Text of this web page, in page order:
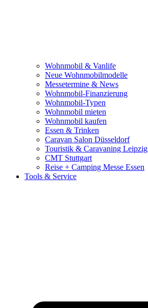
Wohnmobil & Vanlife
Neue Wohnmobilmodelle
Messetermine & News
Wohnmobil-Finanzierung
Wohnmobil-Typen
Wohnmobil mieten
Wohnmobil kaufen
Essen & Trinken
Caravan Salon Düsseldorf
Touristik & Caravaning Leipzig
CMT Stuttgart
Reise + Camping Messe Essen
Tools & Service